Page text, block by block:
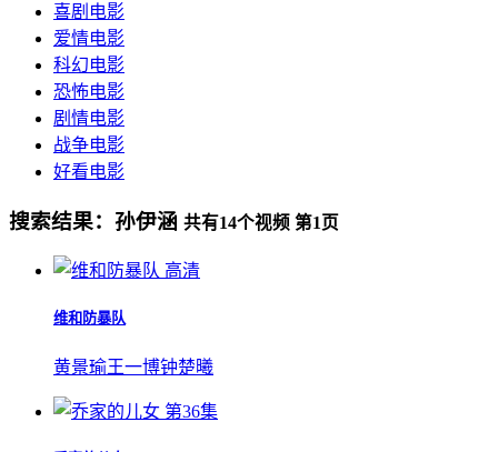
喜剧电影
爱情电影
科幻电影
恐怖电影
剧情电影
战争电影
好看电影
搜索结果： 孙伊涵 共有14个视频 第1 页
高清
维和防暴队
黄景瑜王一博钟楚曦
第36集